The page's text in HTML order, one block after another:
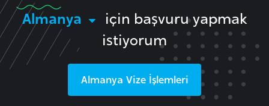
Almanya
için başvuru yapmak
istiyorum
Almanya Vize İşlemleri
G
ü
n